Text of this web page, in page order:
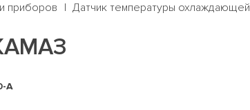
приборов Датчик температуры
А